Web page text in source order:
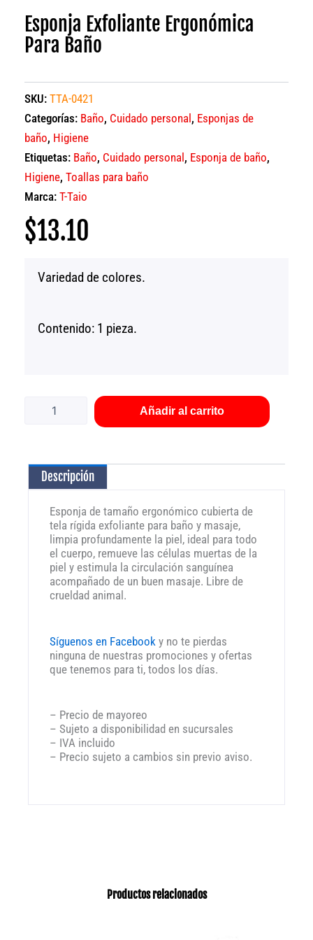
Esponja Exfoliante Ergonómica
Para Baño
SKU: TTA-0421
Categorías: Baño, Cuidado personal, Esponjas de
baño, Higiene
Etiquetas: Baño, Cuidado personal, Esponja de baño,
Higiene, Toallas para baño
Marca: T-Taio
$13.10
Variedad de colores.
Contenido: 1 pieza.
ergonómica
Añadir al carrito
Descripción
Esponja de tamaño ergonómico cubierta de
tela rígida exfoliante para baño y masaje,
limpia profundamente la piel, ideal para todo
el cuerpo, remueve las células muertas de la
piel y estimula la circulación sanguínea
acompañado de un buen masaje. Libre de
crueldad animal.
Síguenos en Facebook y no te pierdas
ninguna de nuestras promociones y ofertas
que tenemos para ti, todos los días.
– Precio de mayoreo
– Sujeto a disponibilidad en sucursales
– IVA incluido
– Precio sujeto a cambios sin previo aviso.
Productos relacionados